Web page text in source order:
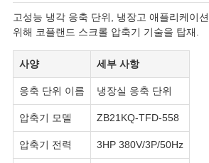
연
락
주
세
요
고성능 냉각 응축 단위, 냉장고 애플리케이
위해 코플랜드 스크롤 압축기 기술을 탑재.
사양 세부 사항
응축 단위 이름 냉장실 응축 단위
압축기 모델 ZB21KQ-TFD-558
압축기 전력 3HP 380V/3P/50Hz